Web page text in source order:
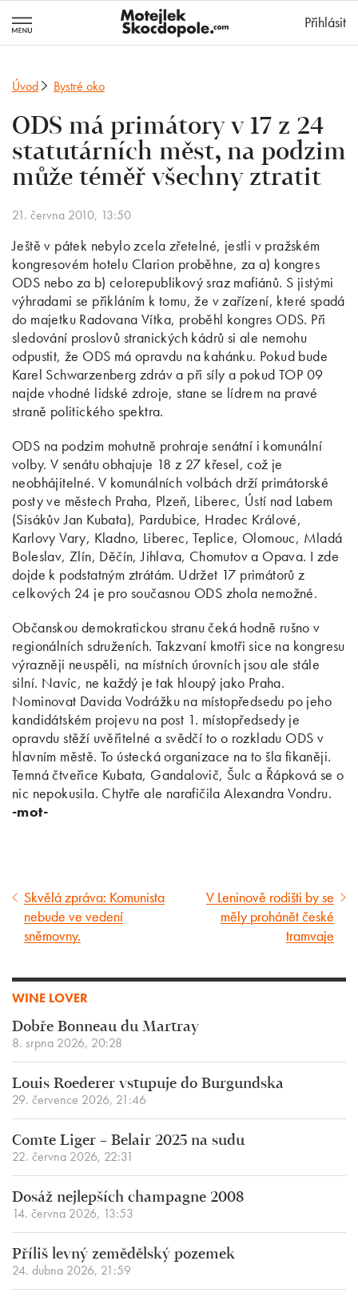
Přihlásit
Úvod Bystré oko
ODS má primátory v 17 z 24
statutárních měst, na podzim
může téměř všechny ztratit
21. června 2010, 13:50
Ještě v pátek nebylo zcela zřetelné, jestli v pražském
kongresovém hotelu Clarion proběhne, za a) kongres
ODS nebo za b) celorepublikový sraz mafiánů. S jistými
výhradami se přikláním k tomu, že v zařízení, které spadá
do majetku Radovana Vítka, proběhl kongres ODS. Při
sledování proslovů stranických kádrů si ale nemohu
odpustit, že ODS má opravdu na kahánku. Pokud bude
Karel Schwarzenberg zdráv a při síly a pokud TOP 09
najde vhodné lidské zdroje, stane se lídrem na pravé
straně politického spektra.
ODS na podzim mohutně prohraje senátní i komunální
volby. V senátu obhajuje 18 z 27 křesel, což je
neobhájitelné. V komunálních volbách drží primátorské
posty ve městech Praha, Plzeň, Liberec, Ústí nad Labem
(Sisákův Jan Kubata), Pardubice, Hradec Králové,
Karlovy Vary, Kladno, Liberec, Teplice, Olomouc, Mladá
Boleslav, Zlín, Děčín, Jihlava, Chomutov a Opava. I zde
dojde k podstatným ztrátám. Udržet 17 primátorů z
celkových 24 je pro současnou ODS zhola nemožné.
Občanskou demokratickou stranu čeká hodně rušno v
regionálních sdruženích. Takzvaní kmotři sice na kongresu
výrazněji neuspěli, na místních úrovních jsou ale stále
silní. Navíc, ne každý je tak hloupý jako Praha.
Nominovat Davida Vodrážku na místopředsedu po jeho
kandidátském projevu na post 1. místopředsedy je
opravdu stěží uvěřitelné a svědčí to o rozkladu ODS v
hlavním městě. To ústecká organizace na to šla fikaněji.
Temná čtveřice Kubata, Gandalovič, Šulc a Řápková se o
nic nepokusila. Chytře ale narafičila Alexandra Vondru.
-mot-
Předcházející
článek
Skvělá zpráva: Komunista
nebude ve vedení
sněmovny.
Následující
článek
V Leninově rodišti by se
měly prohánět české
tramvaje
WINE LOVER
Dobře Bonneau du Martray
8. srpna 2026, 20:28
Louis Roederer vstupuje do Burgundska
29. července 2026, 21:46
Comte Liger – Belair 2025 na sudu
22. června 2026, 22:31
Dosáž nejlepších champagne 2008
14. června 2026, 13:53
Příliš levný zemědělský pozemek
24. dubna 2026, 21:59